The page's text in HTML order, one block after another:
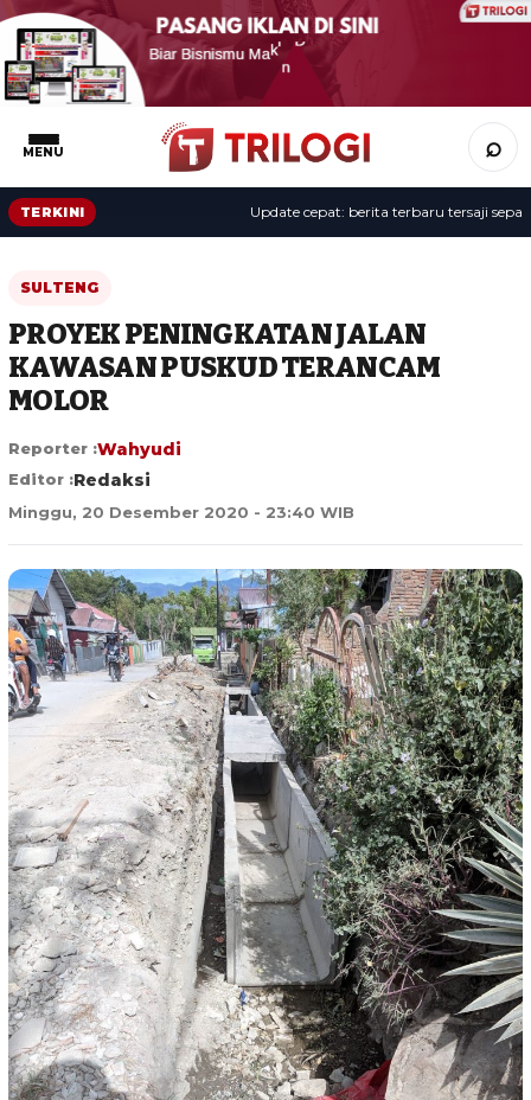
MENU ⌕
TERKINI Update cepat: berita terbaru tersaji
SULTENG
PROYEK PENINGKATAN JALAN
KAWASAN PUSKUD TERANCAM
MOLOR
Reporter :Wahyudi
Editor :Redaksi
Minggu, 20 Desember 2020 - 23:40 WIB